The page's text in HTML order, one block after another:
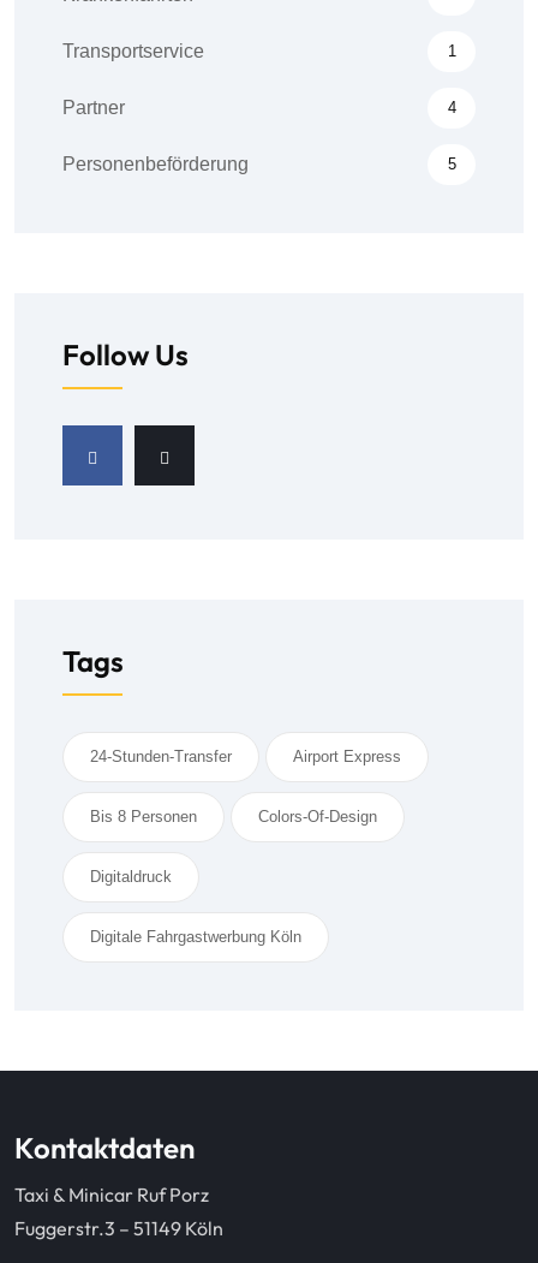
Transportservice 1
Partner 4
Personenbeförderung 5
Follow Us
Tags
24-Stunden-Transfer Airport Express
Bis 8 Personen Colors-Of-Design
Digitaldruck
Digitale Fahrgastwerbung Köln
Kontaktdaten
Taxi & Minicar Ruf Porz
Fuggerstr.3 – 51149 Köln